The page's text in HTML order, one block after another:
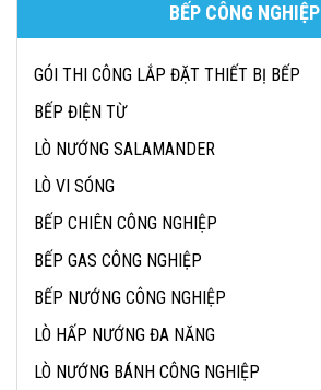
BẾP CÔNG NGHIỆP
GÓI THI CÔNG LẮP ĐẶT THIẾT BỊ BẾP
BẾP ĐIỆN TỪ
LÒ NƯỚNG SALAMANDER
LÒ VI SÓNG
BẾP CHIÊN CÔNG NGHIỆP
BẾP GAS CÔNG NGHIỆP
BẾP NƯỚNG CÔNG NGHIỆP
LÒ HẤP NƯỚNG ĐA NĂNG
LÒ NƯỚNG BÁNH CÔNG NGHIỆP